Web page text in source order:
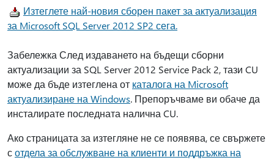
Изтеглете най-новия сборен пакет за актуализация
за Microsoft SQL Server 2012 SP2 сега.
Забележка След издаването на бъдещи сборни
актуализации за SQL Server 2012 Service Pack 2, тази CU
може да бъде изтеглена от каталога на Microsoft
актуализиране на Windows. Препоръчваме ви обаче да
инсталирате последната налична CU.
Ако страницата за изтегляне не се появява, се свържете
сотдела за обслужване на клиенти и поддръжка на